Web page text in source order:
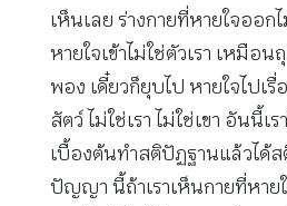
เห็นเลย ร่างกายที่หายใจออกไ
หายใจเข้าไม่ใช่ตัวเรา เหมือ
พอง เดี๋ยวก็ยุบไป หายใจไปเรื่
สัตว์ ไม่ใช่เรา ไม่ใช่เขา อันนี้
เบื้องต้นทำสติปัฏฐานแล้วได้ส
ปัญญา นี้ถ้าเราเห็นกายที่หาย